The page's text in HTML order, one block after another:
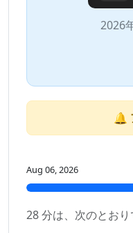
2026
🔔
Aug 06, 2026
28 分は、次のとおり